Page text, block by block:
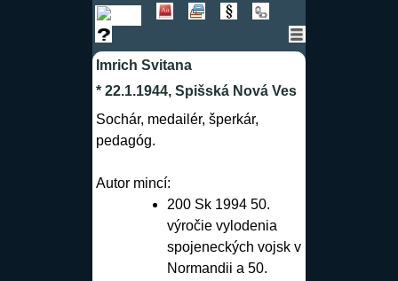
Imrich Svitana
* 22.1.1944, Spišská Nová Ves
Sochár, medailér, šperkár,
pedagóg.
Autor mincí:
200 Sk 1994 50.
výročie vylodenia
spojeneckých vojsk v
Normandii a 50.